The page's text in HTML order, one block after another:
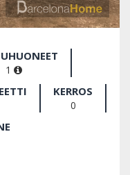
1
KERROS
0